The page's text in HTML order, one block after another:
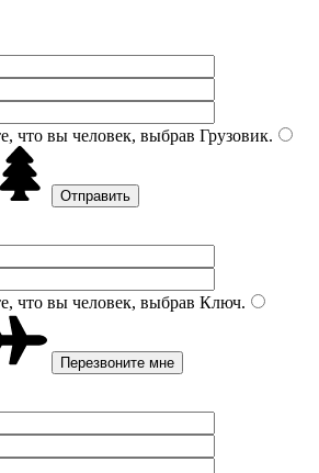
что вы человек, выбрав Грузовик.
что вы человек, выбрав Ключ.